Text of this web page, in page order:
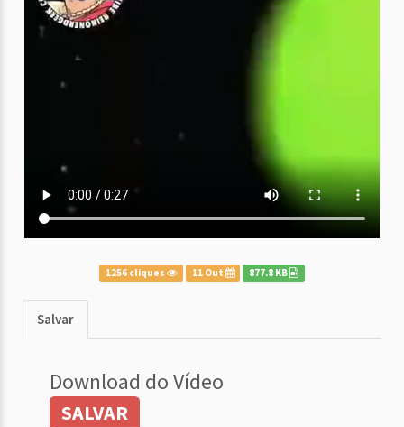
1256 cliques 11 Out 877.8 KB
Salvar
Download do Vídeo
SALVAR